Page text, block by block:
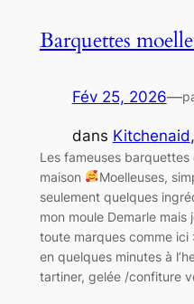
Barquettes
Fév 25, 2026—
dans Kitchenaid,
Les fameuses
maison
Moelleuses,
seulement quelques
mon moule Demarle mais
toute marques comme ici
en quelques minutes à
tartiner, gelée /confiture